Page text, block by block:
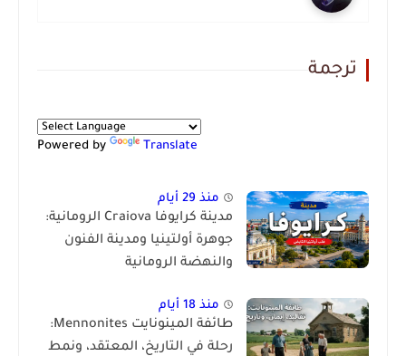
ترجمة
Powered by Translate
منذ 29 أيام
مدينة كرايوفا Craiova الرومانية:
جوهرة أولتينيا ومدينة الفنون
والنهضة الرومانية
منذ 18 أيام
طائفة المينونايت Mennonites:
رحلة في التاريخ، المعتقد، ونمط